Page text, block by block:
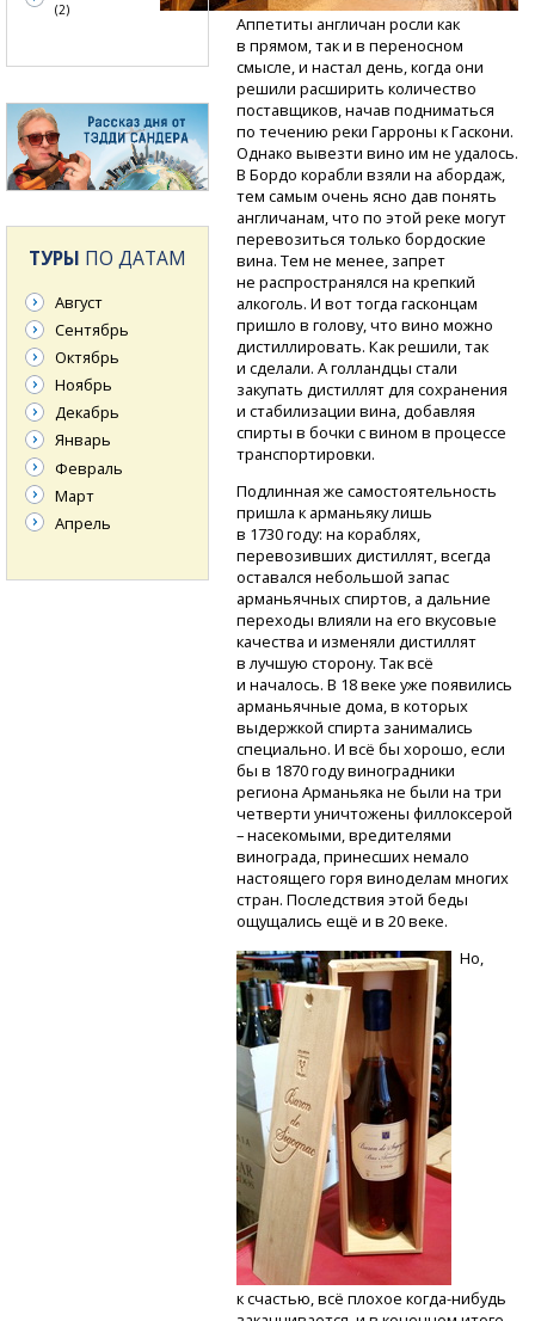
Аппетиты англичан росли как
в прямом, так и в переносном
смысле, и настал день, когда они
решили расширить количество
поставщиков, начав подниматься
по течению реки Гарроны к Гаскони.
Однако вывезти вино им не удалось.
В Бордо корабли взяли на абордаж,
тем самым очень ясно дав понять
англичанам, что по этой реке могут
перевозиться только бордоские
вина. Тем не менее, запрет
не распространялся на крепкий
алкоголь. И вот тогда гасконцам
пришло в голову, что вино можно
дистиллировать. Как решили, так
и сделали. А голландцы стали
закупать дистиллят для сохранения
и стабилизации вина, добавляя
спирты в бочки с вином в процессе
транспортировки.
Подлинная же самостоятельность
пришла к арманьяку лишь
в 1730 году: на кораблях,
перевозивших дистиллят, всегда
оставался небольшой запас
арманьячных спиртов, а дальние
переходы влияли на его вкусовые
качества и изменяли дистиллят
в лучшую сторону. Так всё
и началось. В 18 веке уже появились
арманьячные дома, в которых
выдержкой спирта занимались
специально. И всё бы хорошо, если
бы в 1870 году виноградники
региона Арманьяка не были на три
четверти уничтожены филлоксерой
– насекомыми, вредителями
винограда, принесших немало
настоящего горя виноделам многих
стран. Последствия этой беды
ощущались ещё и в 20 веке.
Но,
к счастью, всё плохоекогда-нибудь
(2)
ТУРЫ ПО ДАТАМ
Август
Сентябрь
Октябрь
Ноябрь
Декабрь
Январь
Февраль
Март
Апрель